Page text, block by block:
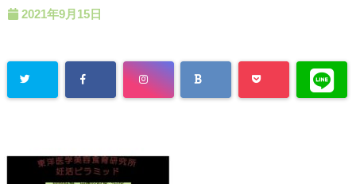
2021年9月15日